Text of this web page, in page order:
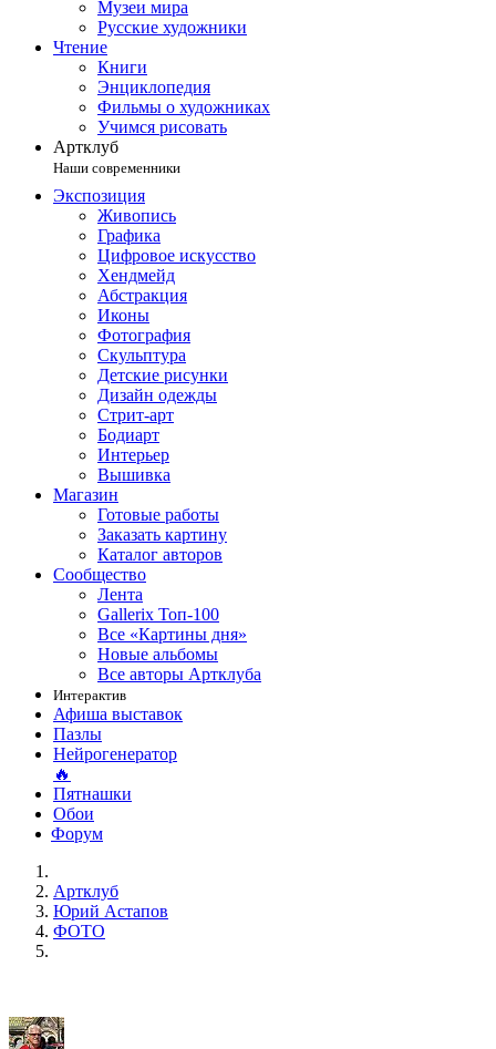
Музеи мира
Русские художники
Чтение
Книги
Энциклопедия
Фильмы о художниках
Учимся рисовать
Артклуб
Наши современники
Экспозиция
Живопись
Графика
Цифровое искусство
Хендмейд
Абстракция
Иконы
Фотография
Скульптура
Детские рисунки
Дизайн одежды
Стрит-арт
Бодиарт
Интерьер
Вышивка
Магазин
Готовые работы
Заказать картину
Каталог авторов
Сообщество
Лента
Gallerix Топ-100
Все «Картины дня»
Новые альбомы
Все авторы Артклуба
Интерактив
Афиша выставок
Пазлы
Нейрогенератор
🔥
Пятнашки
Обои
Форум
Артклуб
Юрий Астапов
ФОТО